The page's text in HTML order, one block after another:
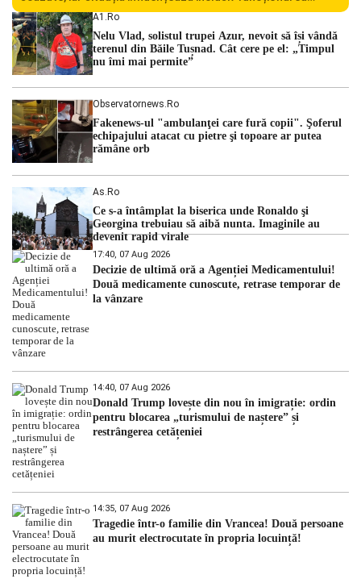
Centralei Nucleare de la Cernavodă. România se confruntă
cu una dintre cele mai dificile perioade din punct de vedere
hidrologic din ultimii ani. Lipsa […]
A1.ro
Nelu Vlad, solistul trupei Azur, nevoit să își vândă
terenul din Băile Tușnad. Cât cere pe el: „Timpul
nu îmi mai permite”
Observatornews.ro
Fakenews-ul "ambulanţei care fură copii". Şoferul
echipajului atacat cu pietre şi topoare ar putea
rămâne orb
As.ro
Ce s-a întâmplat la biserica unde Ronaldo şi
Georgina trebuiau să aibă nunta. Imaginile au
devenit rapid virale
17:40, 07 Aug 2026
Decizie de ultimă oră a Agenției Medicamentului!
Două medicamente cunoscute, retrase temporar de
la vânzare
14:40, 07 Aug 2026
Donald Trump lovește din nou în imigrație: ordin
pentru blocarea „turismului de naștere” și
restrângerea cetățeniei
14:35, 07 Aug 2026
Tragedie într-o familie din Vrancea! Două persoane
au murit electrocutate în propria locuință!